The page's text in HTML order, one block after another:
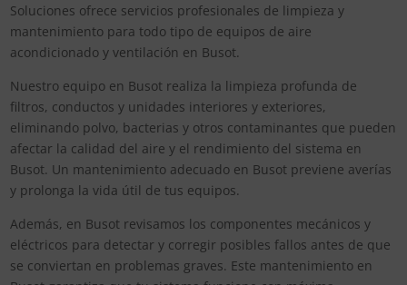
Soluciones ofrece servicios profesionales de limpieza y
mantenimiento para todo tipo de equipos de aire
acondicionado y ventilación en Busot.
Nuestro equipo en Busot realiza la limpieza profunda de
filtros, conductos y unidades interiores y exteriores,
eliminando polvo, bacterias y otros contaminantes que pueden
afectar la calidad del aire y el rendimiento del sistema en
Busot. Un mantenimiento adecuado en Busot previene averías
y prolonga la vida útil de tus equipos.
Además, en Busot revisamos los componentes mecánicos y
eléctricos para detectar y corregir posibles fallos antes de que
se conviertan en problemas graves. Este mantenimiento en